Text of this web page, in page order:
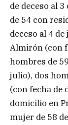
de deceso al
de 54 con
deceso al 4
Almirón (con
hombres de
julio), dos
(con fecha de
domicilio en
mujer de 58